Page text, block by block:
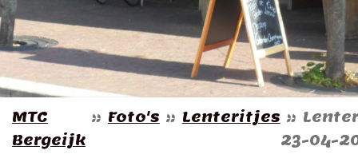
MTC
Bergeijk
» Foto's » Lenteritjes »
23-04-